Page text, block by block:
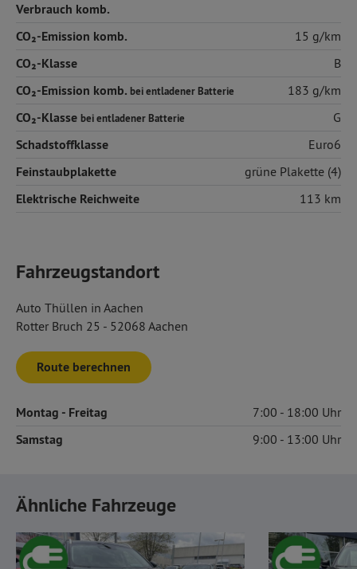
Verbrauch komb.
CO₂-Emission komb.
15 g/km
CO₂-Klasse B
CO₂-Emission komb. bei entladener Batterie 183 g/km
CO₂-Klasse bei entladener Batterie G
Schadstoffklasse Euro6
Feinstaubplakette grüne Plakette (4)
Elektrische Reichweite 113 km
Fahrzeugstandort
Auto Thüllen in Aachen
Rotter Bruch 25 - 52068 Aachen
Route berechnen
Montag - Freitag 7:00 18:00
Samstag 9:00 13:00
Ähnliche Fahrzeuge